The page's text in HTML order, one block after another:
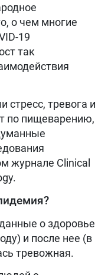
о чем многие
19
так
стресс, тревога и
по пищеварению,
журнале Clinical
о здоровье
и после нее (в
тревожная.